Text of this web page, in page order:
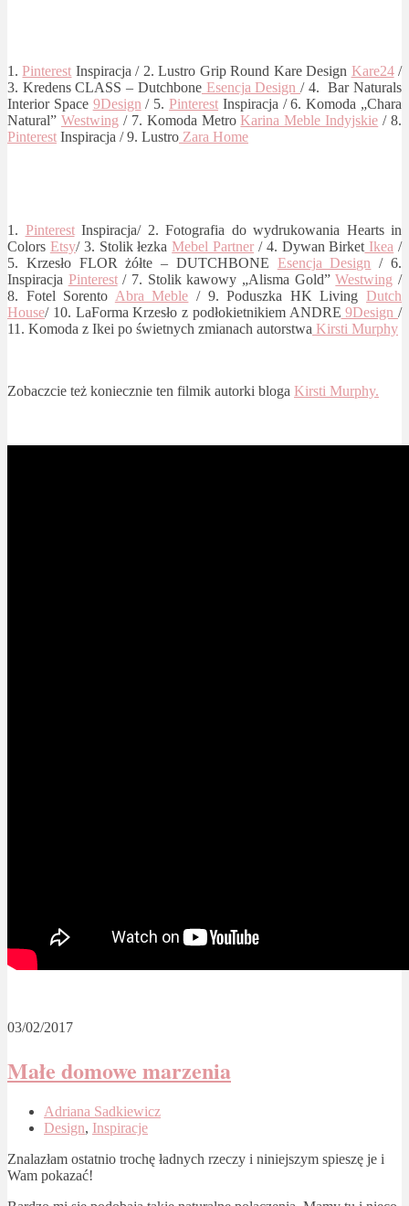
1.Pinterest Inspiracja / 2. Lustro Grip Round Kare Design Kare24/
3. Kredens CLASS – DutchboneEsencja Design/ 4. Bar Naturals
Interior Space 9Design / 5.Pinterest Inspiracja / 6. Komoda „Chara
Natural” Westwing / 7. Komoda MetroKarina Meble Indyjskie / 8.
Pinterest Inspiracja / 9. Lustro Zara Home
1. PinterestInspiracja/ 2. Fotografia do wydrukowania Hearts in
Colors Etsy/ 3. Stolik łezkaMebel Partner / 4. Dywan Birket Ikea /
5. Krzesło FLOR żółte – DUTCHBONE Esencja Design / 6.
Inspiracja Pinterest/ 7. Stolik kawowy „Alisma Gold”Westwing /
8. Fotel Sorento Abra Meble / 9. Poduszka HK LivingDutch
House/ 10. LaForma Krzesło z podłokietnikiem ANDRE 9Design /
11. Komoda z Ikei po świetnych zmianach autorstwa Kirsti Murphy
Zobaczcie też koniecznie ten filmik autorki bloga Kirsti Murphy.
03/02/2017
Małe domowe marzenia
Adriana Sadkiewicz
Design, Inspiracje
Znalazłam ostatnio trochę ładnych rzeczy i niniejszym spieszę je i
Wam pokazać!